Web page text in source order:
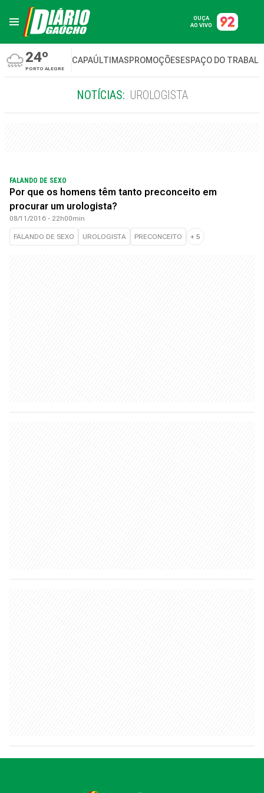
OUÇA
AO VIVO
24º
PORTO ALEGRE
CAPAÚLTIMASPROMOÇÕESESPAÇO DO
NOTÍCIAS: UROLOGISTA
FALANDO DE SEXO
Por que os homens têm tanto preconceito em
procurar um urologista?
08/11/2016 - 22h00min
FALANDO DE SEXO UROLOGISTA PRECONCEITO + 5